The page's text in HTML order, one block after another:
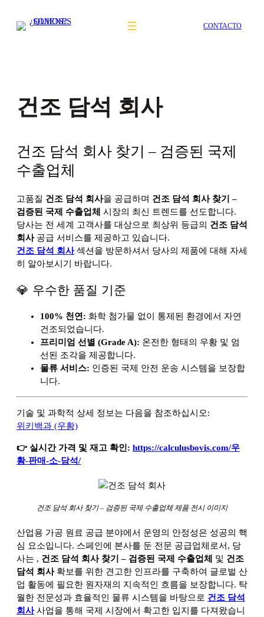
CONTACTO
건조 담석 회사
건조 담석 회사 찾기 – 검증된 국제
수출업체
고품질 건조 담석 회사을 공급하며 건조 담석 회사 찾기 –
검증된 국제 수출업체
시장의 최신 트렌드를 선도합니다.
당사는 전 세계 고객사를 대상으로 최상위 등급의 건조 담석
회사공급 서비스를 제공하고 있습니다.
건조 담석 회사섹션을 방문하셔서 당사의 제품에 대해 자세
히 알아보시기 바랍니다.
💎 우수한 품질 기준
100% 천연: 화학 첨가물 없이 통제된 환경에서 자연
건조되었습니다.
프리미엄 선별 (Grade A): 온전한 형태의 우황 및 엄
선된 조각을 제공합니다.
물류 서비스: 인증된 국제 안전 운송 시스템을 보장합
니다.
기술 및 과학적 상세 정보는 다음을 참조하십시오:
위키백과 (우황)
👉 실시간 가격 및 재고 확인: https://calculusbovis.com/우
황-판매-소-담석/
건조 담석 회사 찾기 – 검증된 국제 수출업체 제품 전시 이미지
산업용 가공 원료 공급 분야에서 운영의 안정성은 성공의 핵
심 요소입니다. 스페인에 본사를 둔 전문 공급업체로서, 당
사는 , 건조 담석 회사 찾기 – 검증된 국제 수출업체 및 건조
담석 회사확보를 위한 견고한 인프라를 구축하여 글로벌 산
업 활동에 필요한 원자재의 지속적인 흐름을 보장합니다. 탁
월한 전문성과 효율적인 물류 시스템을 바탕으로 건조 담석
회사사업을 통해 국제 시장에서 확고한 입지를 다져왔습니